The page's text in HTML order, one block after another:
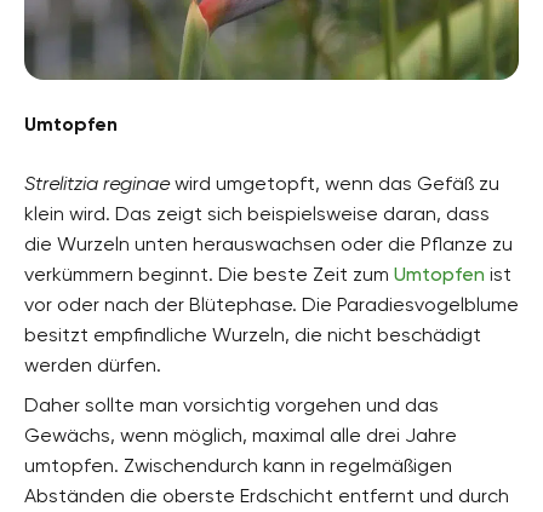
Umtopfen
Strelitzia reginaewird umgetopft, wenn das Gefäß zu
klein wird. Das zeigt sich beispielsweise daran, dass
die Wurzeln unten herauswachsen oder die Pflanze zu
verkümmern beginnt. Die beste Zeit zum Umtopfen ist
vor oder nach der Blütephase. Die Paradiesvogelblume
besitzt empfindliche Wurzeln, die nicht beschädigt
werden dürfen.
Daher sollte man vorsichtig vorgehen und das
Gewächs, wenn möglich, maximal alle drei Jahre
umtopfen. Zwischendurch kann in regelmäßigen
Abständen die oberste Erdschicht entfernt und durch